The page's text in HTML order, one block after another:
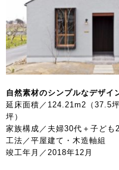
自然素材のシンプルなデザイ
延床面積／124.21m2（37.5
坪）
家族構成／夫婦30代＋子ども
工法／平屋建て・木造軸組
竣工年月／2018年12月